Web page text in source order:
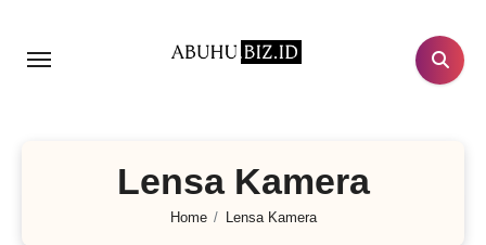
Lensa Kamera
Home Lensa Kamera